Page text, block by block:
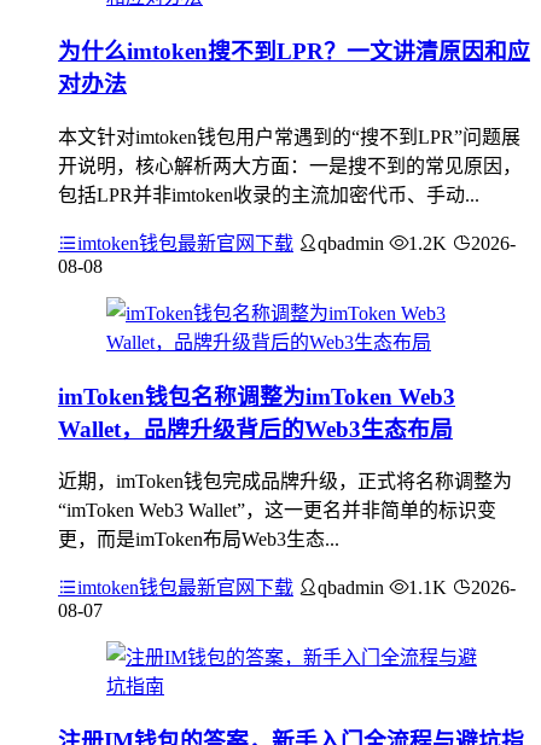
为什么imtoken搜不到LPR？一文讲清原因和应
对办法
本文针对imtoken钱包用户常遇到的“搜不到LPR”问题展
开说明，核心解析两大方面：一是搜不到的常见原因，
包括LPR并非imtoken收录的主流加密代币、手动...
imtoken钱包最新官网下载 qbadmin 1.2K
2026-
08-08
imToken钱包名称调整为imToken Web3
Wallet，品牌升级背后的Web3生态布局
近期，imToken钱包完成品牌升级，正式将名称调整为
“imToken Web3 Wallet”，这一更名并非简单的标识变
更，而是imToken布局Web3生态...
imtoken钱包最新官网下载 qbadmin 1.1K
2026-
08-07